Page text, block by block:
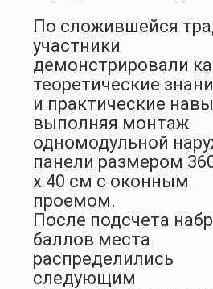
По сложившейся
участники
демонстрировали
теоретические
и практические
выполняя монтаж
одномодульной
панели размером
х 40 см с оконным
проемом.
После подсчета
баллов места
распределились
следующим